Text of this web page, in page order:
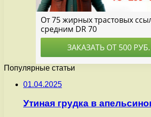
Популярные статьи
01.04.2025
Утиная грудка в